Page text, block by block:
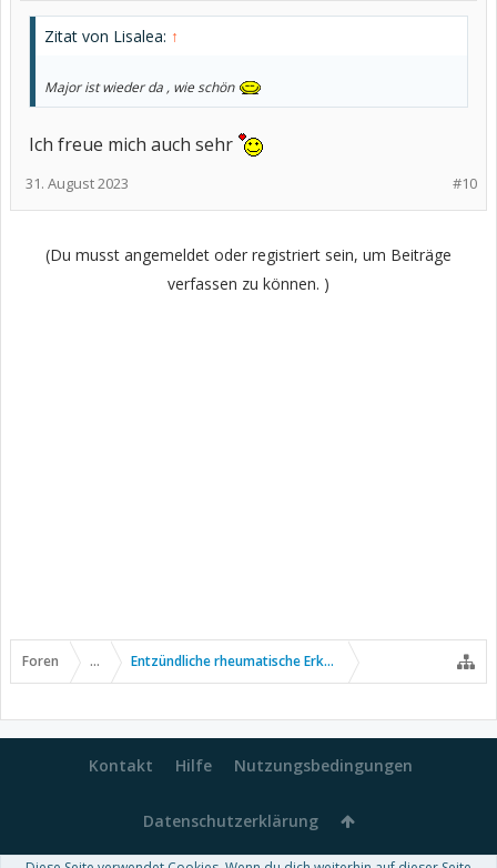
Zitat von Lisalea: ↑
Major ist wieder da , wie schön
Ich freue mich auch sehr
#10
31. August 2023
(Du musst angemeldet oder registriert sein, um Beiträge
verfassen zu können. )
Foren ... Entzündliche rheumatische Erkrankungen
Kontakt Hilfe Nutzungsbedingungen
Datenschutzerklärung